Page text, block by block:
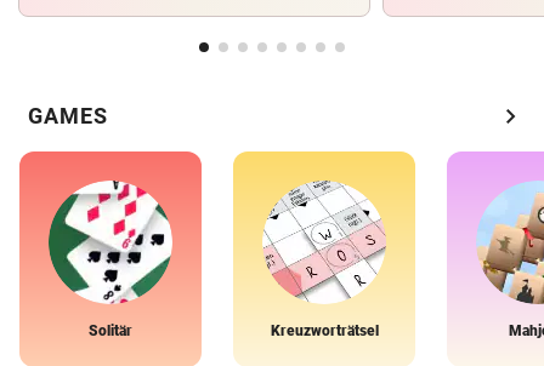
GAMES chevron_right
Solitär Kreuzworträtsel